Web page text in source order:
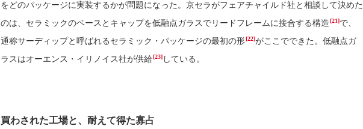
をどのパッケージに実装するかが問題になった。京セラがフェアチャイルド社と相談して決めた
のは、セラミックのベースとキャップを低融点ガラスでリードフレームに接合する構造[21]で、
通称サーディップと呼ばれるセラミック・パッケージの最初の形[22]がここでできた。低融点ガ
ラスはオーエンス・イリノイス社が供給[23] している。
買わされた工場と、耐えて得た寡占